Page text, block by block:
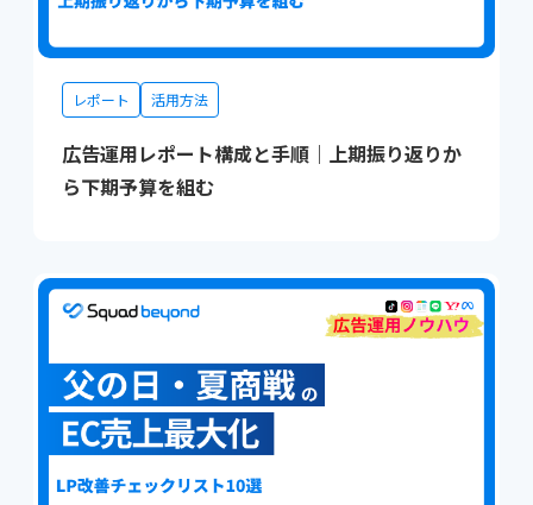
レポート 活用方法
広告運用レポート構成と手順｜上期振り返りか
ら下期予算を組む